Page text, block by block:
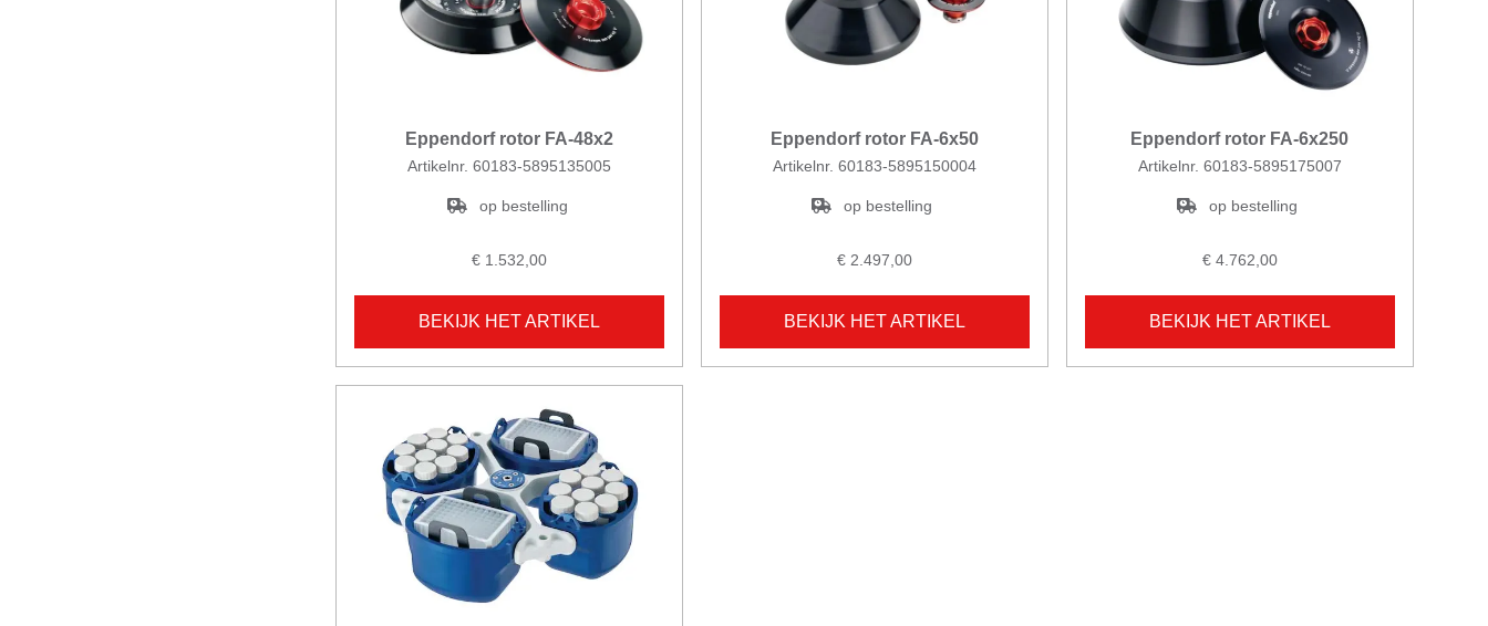
Eppendorf rotor FA-48x2
Artikelnr. 60183-5895135005
op bestelling
€ 1.532,00
BEKIJK HET ARTIKEL
Eppendorf rotor FA-6x50
Artikelnr. 60183-5895150004
op bestelling
€ 2.497,00
BEKIJK HET ARTIKEL
Eppendorf rotor FA-6x250
Artikelnr. 60183-5895175007
op bestelling
€ 4.762,00
BEKIJK HET ARTIKEL